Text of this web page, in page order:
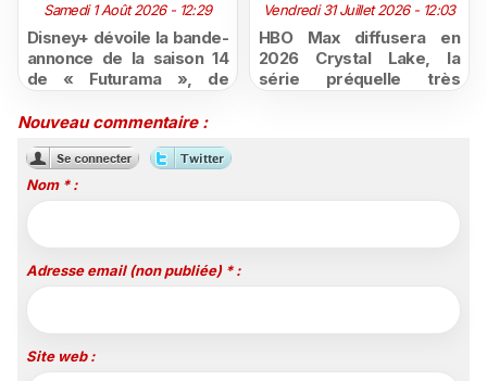
Samedi 1 Août 2026 - 12:29
Disney+ dévoile la bande-
annonce de la saison 14
de « Futurama », de
Vendredi 31 Juillet 2026 - 12:03
HBO Max diffusera en
2026 Crystal Lake, la
série préquelle très
Nouveau commentaire :
Nom * :
Adresse email (non publiée) * :
Site web :